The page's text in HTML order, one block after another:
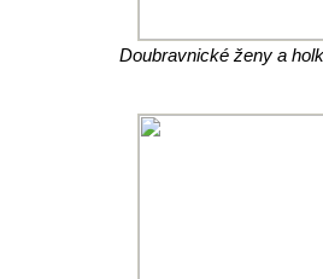
Doubravnické ženy a